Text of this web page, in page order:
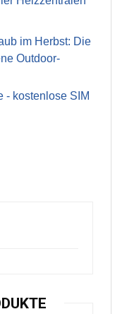
im Herbst: Die
Outdoor-
- kostenlose SIM